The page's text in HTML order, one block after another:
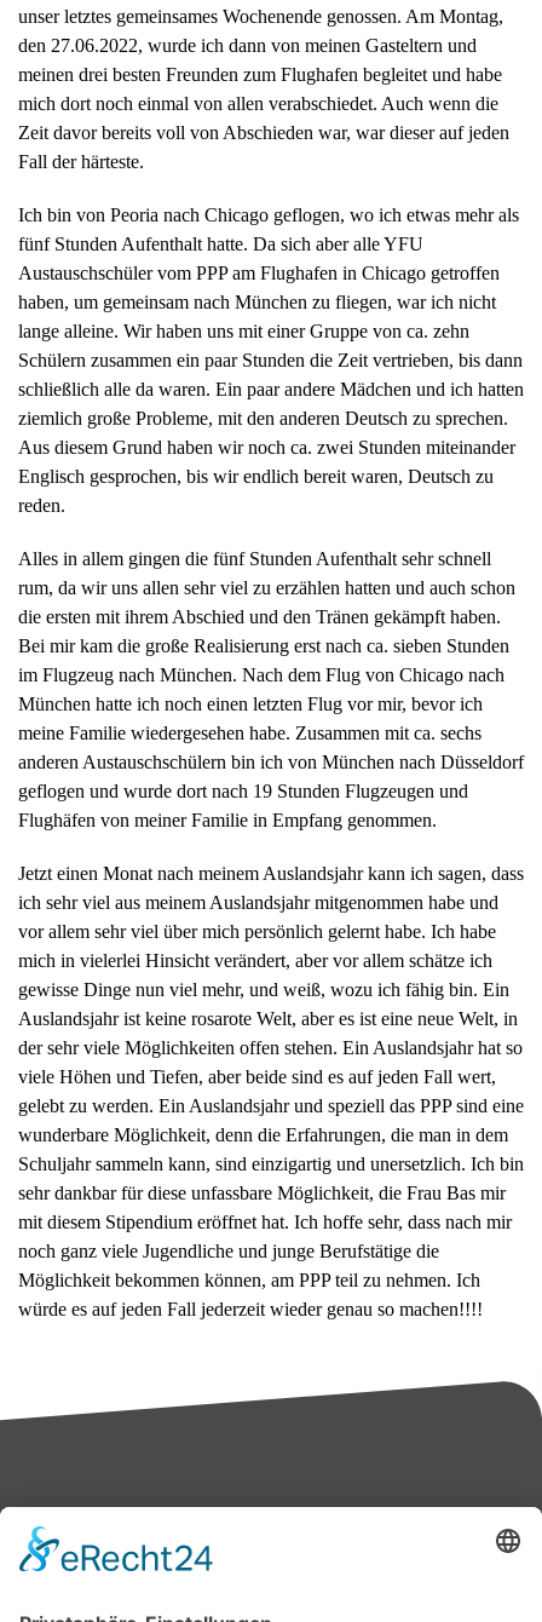
unser letztes gemeinsames Wochenende genossen. Am Montag,
den 27.06.2022, wurde ich dann von meinen Gasteltern und
meinen drei besten Freunden zum Flughafen begleitet und habe
mich dort noch einmal von allen verabschiedet. Auch wenn die
Zeit davor bereits voll von Abschieden war, war dieser auf jeden
Fall der härteste.
Ich bin von Peoria nach Chicago geflogen, wo ich etwas mehr als
fünf Stunden Aufenthalt hatte. Da sich aber alle YFU
Austauschschüler vom PPP am Flughafen in Chicago getroffen
haben, um gemeinsam nach München zu fliegen, war ich nicht
lange alleine. Wir haben uns mit einer Gruppe von ca. zehn
Schülern zusammen ein paar Stunden die Zeit vertrieben, bis dann
schließlich alle da waren. Ein paar andere Mädchen und ich hatten
ziemlich große Probleme, mit den anderen Deutsch zu sprechen.
Aus diesem Grund haben wir noch ca. zwei Stunden miteinander
Englisch gesprochen, bis wir endlich bereit waren, Deutsch zu
reden.
Alles in allem gingen die fünf Stunden Aufenthalt sehr schnell
rum, da wir uns allen sehr viel zu erzählen hatten und auch schon
die ersten mit ihrem Abschied und den Tränen gekämpft haben.
Bei mir kam die große Realisierung erst nach ca. sieben Stunden
im Flugzeug nach München. Nach dem Flug von Chicago nach
München hatte ich noch einen letzten Flug vor mir, bevor ich
meine Familie wiedergesehen habe. Zusammen mit ca. sechs
anderen Austauschschülern bin ich von München nach Düsseldorf
geflogen und wurde dort nach 19 Stunden Flugzeugen und
Flughäfen von meiner Familie in Empfang genommen.
Jetzt einen Monat nach meinem Auslandsjahr kann ich sagen, dass
ich sehr viel aus meinem Auslandsjahr mitgenommen habe und
vor allem sehr viel über mich persönlich gelernt habe. Ich habe
mich in vielerlei Hinsicht verändert, aber vor allem schätze ich
gewisse Dinge nun viel mehr, und weiß, wozu ich fähig bin. Ein
Auslandsjahr ist keine rosarote Welt, aber es ist eine neue Welt, in
der sehr viele Möglichkeiten offen stehen. Ein Auslandsjahr hat so
viele Höhen und Tiefen, aber beide sind es auf jeden Fall wert,
gelebt zu werden. Ein Auslandsjahr und speziell das PPP sind eine
wunderbare Möglichkeit, denn die Erfahrungen, die man in dem
Schuljahr sammeln kann, sind einzigartig und unersetzlich. Ich bin
sehr dankbar für diese unfassbare Möglichkeit, die Frau Bas mir
mit diesem Stipendium eröffnet hat. Ich hoffe sehr, dass nach mir
noch ganz viele Jugendliche und junge Berufstätige die
Möglichkeit bekommen können, am PPP teil zu nehmen. Ich
würde es auf jeden Fall jederzeit wieder genau so machen!!!!